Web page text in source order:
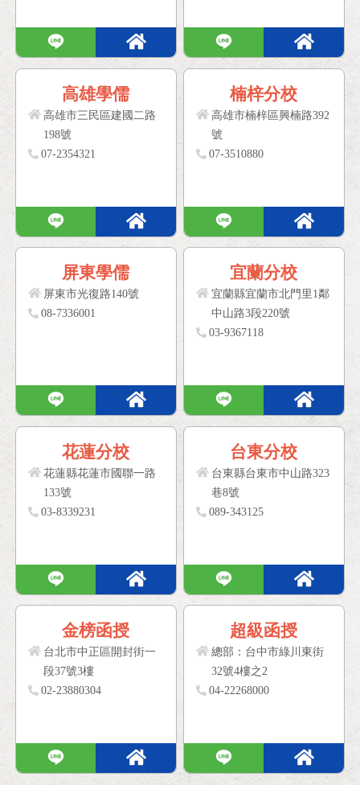
高雄學儒
高雄市三民區建國二路
198號
07-2354321
楠梓分校
高雄市楠梓區興楠路392
號
07-3510880
屏東學儒
屏東市光復路140號
08-7336001
宜蘭分校
宜蘭縣宜蘭市北門里1鄰
中山路3段220號
03-9367118
花蓮分校
花蓮縣花蓮市國聯一路
133號
03-8339231
台東分校
台東縣台東市中山路323
巷8號
089-343125
金榜函授
台北市中正區開封街一
段37號3樓
02-23880304
超級函授
總部：台中市綠川東街
32號4樓之2
04-22268000